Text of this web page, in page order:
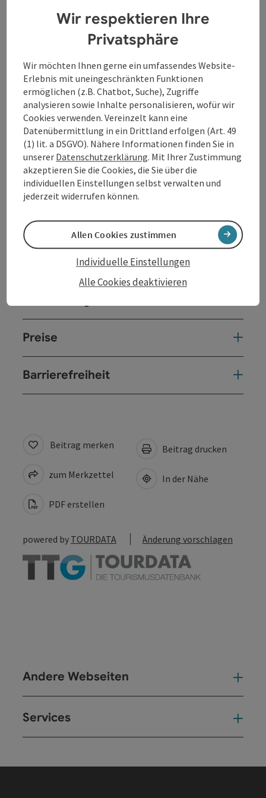
Rostands Versdrama aus dem späten 19. Jahrhundert
erfreut sich durchgehend hoher Beliebtheit, was sich
Interpretationen filmischer, literarischer und
theatraler Natur widerspiegelt. In der Fortführung der
erfolgreichen SerieJunger Klassiker – Short
Cutsbefragt Nele Neitzkes Textfassung die
archetypischen Charaktere des Originals und färbt
diese für eine temporeiche und doch feinfühlige
Inszenierung ein.
Kontakt
Veranstaltungstermin/e
Veranstaltungsort
Preise
Barrierefreiheit
Beitrag merken
zum Merkzettel
PDF erstellen
Beitrag drucken
In der Nähe
powered by TOURDATA Änderung vorschlagen
Andere Webseiten
Services
Wir respektieren Ihre
Privatsphäre
Wir möchten Ihnen gerne ein umfassendes Website-
Erlebnis mit uneingeschränkten Funktionen
ermöglichen (z.B. Chatbot, Suche), Zugriffe
analysieren sowie Inhalte personalisieren, wofür wir
Cookies verwenden. Vereinzelt kann eine
Datenübermittlung in ein Drittland erfolgen (Art. 49
(1) lit. a DSGVO). Nähere Informationen finden Sie in
unserer Datenschutzerklärung. Mit Ihrer Zustimmung
akzeptieren Sie die Cookies, die Sie über die
individuellen Einstellungen selbst verwalten und
jederzeit widerrufen können.
Alle Cookies deaktivieren
Individuelle Einstellungen
Allen Cookies zustimmen